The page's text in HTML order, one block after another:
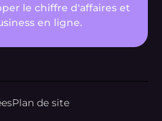
le chiffre d'affaires et
en ligne.
Plan de site